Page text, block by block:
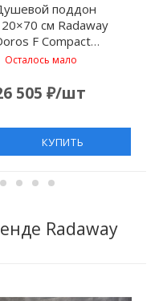
поддон
см Radaway
F Compact
05
Осталось мало
505 ₽/шт
КУПИТЬ
Radaway